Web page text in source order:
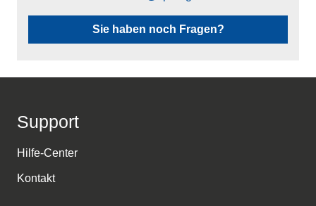
Sie haben noch Fragen?
Support
Hilfe-Center
Kontakt